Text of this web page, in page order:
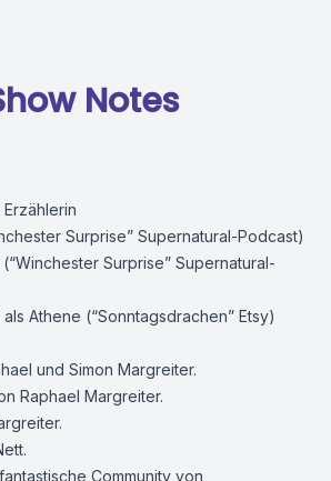
Notes
Erzählerin
Surprise” Supernatural-Podcast)
(“Winchester Surprise” Supernatural-
als Athene (“Sonntagsdrachen” Etsy)
und Simon Margreiter.
Raphael Margreiter.
Community von